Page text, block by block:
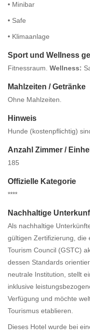
• Minibar
• Safe
• Klimaanlage
Sport und Wellness
Fitnessraum. Wellness:
Mahlzeiten / Getränke
Ohne Mahlzeiten.
Hinweis
Hunde (kostenpflichtig)
Anzahl Zimmer /
185
Offizielle Kategorie
****
Nachhaltige
Als nachhaltige
gültigen Zertifizierung, die
Tourism Council (GSTC)
dessen Standards
neutrale Institution, stellt
inklusive
Verfügung und möchte
Tourismus etablieren.
Dieses Hotel wurde bei